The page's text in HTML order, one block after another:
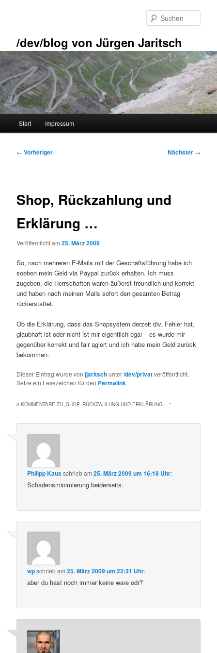
/dev/blog von Jürgen Jaritsch
Start Impressum
Beitragsnavigation
← Vorheriger Nächster →
Shop, Rückzahlung und
Erklärung …
Veröffentlicht am25. März 2009
So, nach mehreren E-Mails mit der Geschäftsführung habe ich
soeben mein Geld via Paypal zurück erhalten. Ich muss
zugeben, die Herrschaften waren äußerst freundlich und korrekt
und haben nach meinen Mails sofort den gesamten Betrag
rückerstattet.
Ob die Erklärung, dass das Shopsystem derzeit div. Fehler hat,
glaubhaft ist oder nicht ist mir eigentlich egal – es wurde mir
gegenüber korrekt und fair agiert und ich habe mein Geld zurück
bekommen.
Dieser Eintrag wurde vonjjaritschunter/dev/privatveröffentlicht.
Setze ein Lesezeichen für den Permalink.
3 KOMMENTARE ZU „SHOP, RÜCKZAHLUNG UND ERKLÄRUNG …“
Philipp Kausschriebam25. März 2009 um 16:18 Uhr:
Schadensminimierung beiderseits.
wpschriebam25. März 2009 um 22:31 Uhr:
aber du hast noch immer keine ware odr?